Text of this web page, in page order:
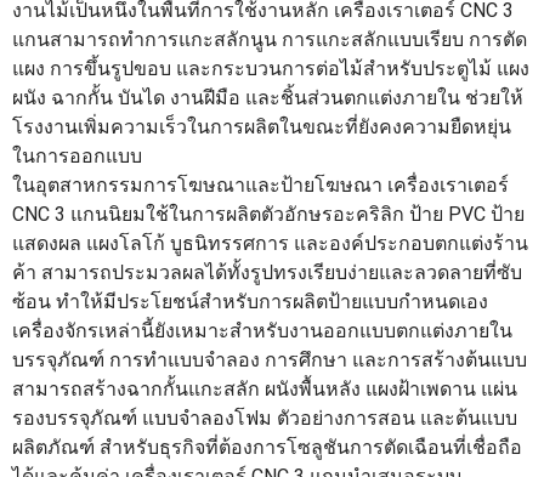
งานไม้เป็นหนึ่งในพื้นที่การใช้งานหลัก เครื่องเราเตอร์ CNC 3
แกนสามารถทำการแกะสลักนูน การแกะสลักแบบเรียบ การตัด
แผง การขึ้นรูปขอบ และกระบวนการต่อไม้สำหรับประตูไม้ แผง
ผนัง ฉากกั้น บันได งานฝีมือ และชิ้นส่วนตกแต่งภายใน ช่วยให้
โรงงานเพิ่มความเร็วในการผลิตในขณะที่ยังคงความยืดหยุ่น
ในการออกแบบ
ในอุตสาหกรรมการโฆษณาและป้ายโฆษณา เครื่องเราเตอร์
CNC 3 แกนนิยมใช้ในการผลิตตัวอักษรอะคริลิก ป้าย PVC ป้าย
แสดงผล แผงโลโก้ บูธนิทรรศการ และองค์ประกอบตกแต่งร้าน
ค้า สามารถประมวลผลได้ทั้งรูปทรงเรียบง่ายและลวดลายที่ซับ
ซ้อน ทำให้มีประโยชน์สำหรับการผลิตป้ายแบบกำหนดเอง
เครื่องจักรเหล่านี้ยังเหมาะสำหรับงานออกแบบตกแต่งภายใน
บรรจุภัณฑ์ การทำแบบจำลอง การศึกษา และการสร้างต้นแบบ
สามารถสร้างฉากกั้นแกะสลัก ผนังพื้นหลัง แผงฝ้าเพดาน แผ่น
รองบรรจุภัณฑ์ แบบจำลองโฟม ตัวอย่างการสอน และต้นแบบ
ผลิตภัณฑ์ สำหรับธุรกิจที่ต้องการโซลูชันการตัดเฉือนที่เชื่อถือ